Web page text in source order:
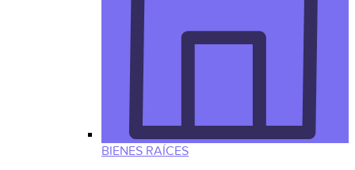
BIENES RAÍCES